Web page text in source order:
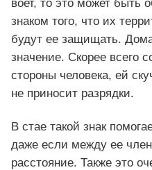
воет, то это может быть
знаком того, что их
будут ее защищать.
значение. Скорее всего
стороны человека, ей
не приносит разрядки.
В стае такой знак
даже если между ее
расстояние. Также это